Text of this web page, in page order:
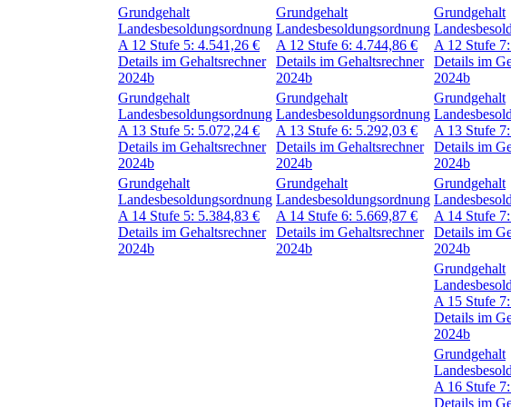
Grundgehalt
Landesbesoldungsordnung
A 12 Stufe 5: 4.541,26 €
Details im Gehaltsrechner
2024b
Grundgehalt
Landesbesoldungsordnung
A 12 Stufe 6: 4.744,86 €
Details im Gehaltsrechner
2024b
Grundgehalt
A 12 Stufe 7:
Details im
2024b
Grundgehalt
Landesbesoldungsordnung
A 13 Stufe 5: 5.072,24 €
Details im Gehaltsrechner
2024b
Grundgehalt
Landesbesoldungsordnung
A 13 Stufe 6: 5.292,03 €
Details im Gehaltsrechner
2024b
Grundgehalt
A 13 Stufe 7:
Details im
2024b
Grundgehalt
Landesbesoldungsordnung
A 14 Stufe 5: 5.384,83 €
Details im Gehaltsrechner
2024b
Grundgehalt
Landesbesoldungsordnung
A 14 Stufe 6: 5.669,87 €
Details im Gehaltsrechner
2024b
Grundgehalt
A 14 Stufe 7:
Details im
2024b
Grundgehalt
A 15 Stufe 7:
Details im
2024b
Grundgehalt
A 16 Stufe 7:
Details im